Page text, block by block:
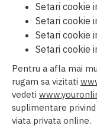
Setari cookie
Setari cookie
Setari cookie
Setari cookie
Pentru a afla mai
rugam sa vizitati
vedeti
suplimentare
viata privata online.